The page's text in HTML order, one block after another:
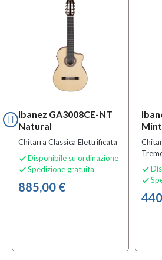
Ibanez GA3008CE-NT
Natural
Chitarra Classica Elettrificata
 Disponibile su ordinazione
 Spedizione gratuita
885,00 €

